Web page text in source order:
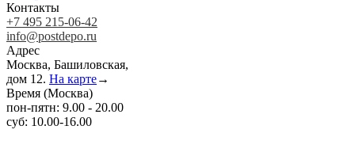
Контакты
+7 495 215-06-42
info@postdepo.ru
Адрес
Москва, Башиловская,
дом 12. На карте→
Время (Москва)
пон-пятн: 9.00 - 20.00
суб: 10.00-16.00